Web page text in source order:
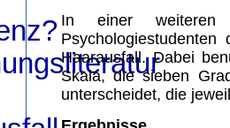
In einer weiteren
Haarausfall. Dabei
Skala, die sieben
unterscheidet, die